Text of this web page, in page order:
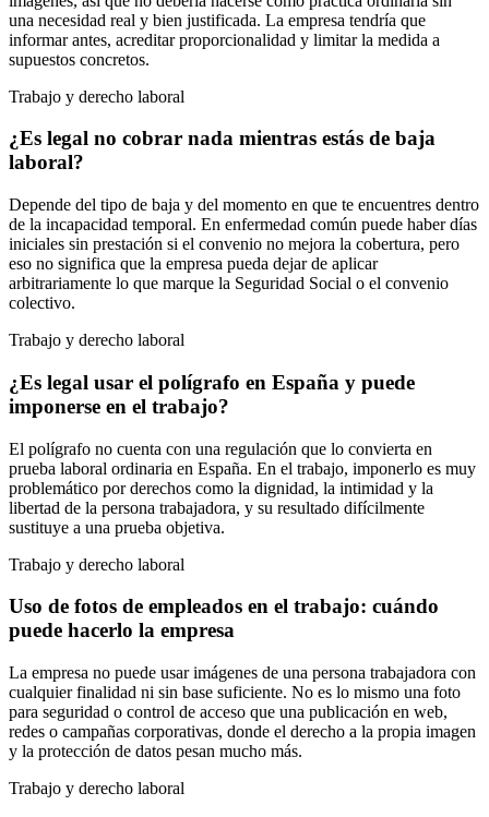
una necesidad real y bien justificada. La empresa tendría que
informar antes, acreditar proporcionalidad y limitar la medida a
supuestos concretos.
Trabajo y derecho laboral
¿Es legal no cobrar nada mientras estás de baja
laboral?
Depende del tipo de baja y del momento en que te encuentres dentro
de la incapacidad temporal. En enfermedad común puede haber días
iniciales sin prestación si el convenio no mejora la cobertura, pero
eso no significa que la empresa pueda dejar de aplicar
arbitrariamente lo que marque la Seguridad Social o el convenio
colectivo.
Trabajo y derecho laboral
¿Es legal usar el polígrafo en España y puede
imponerse en el trabajo?
El polígrafo no cuenta con una regulación que lo convierta en
prueba laboral ordinaria en España. En el trabajo, imponerlo es muy
problemático por derechos como la dignidad, la intimidad y la
libertad de la persona trabajadora, y su resultado difícilmente
sustituye a una prueba objetiva.
Trabajo y derecho laboral
Uso de fotos de empleados en el trabajo: cuándo
puede hacerlo la empresa
La empresa no puede usar imágenes de una persona trabajadora con
cualquier finalidad ni sin base suficiente. No es lo mismo una foto
para seguridad o control de acceso que una publicación en web,
redes o campañas corporativas, donde el derecho a la propia imagen
y la protección de datos pesan mucho más.
Trabajo y derecho laboral